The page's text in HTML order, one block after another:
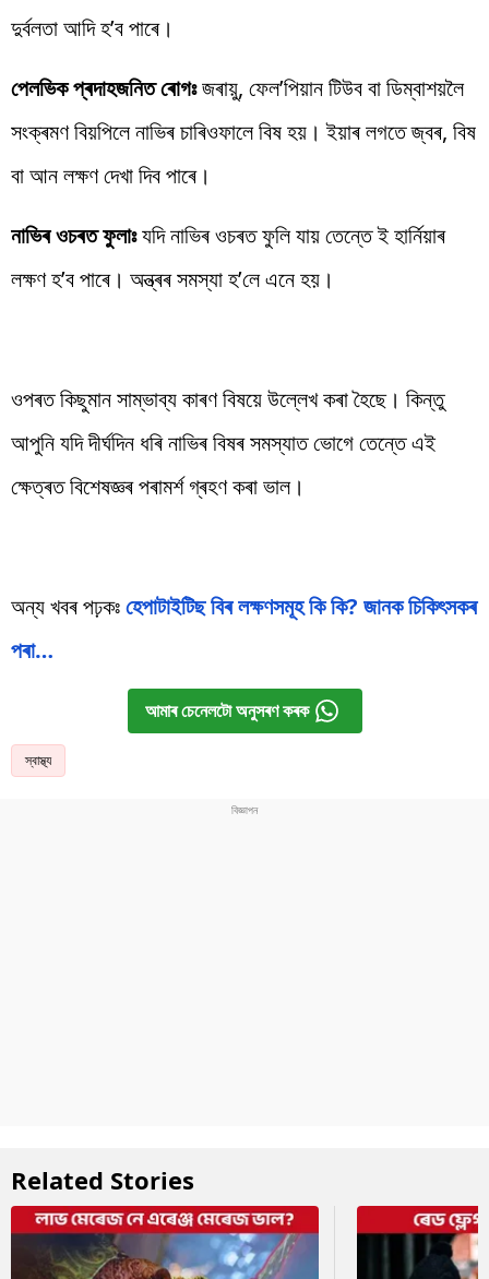
দুৰ্বলতা আদি হ’ব পাৰে।
পেলভিক প্ৰদাহজনিত ৰোগঃজৰায়ু, ফেল’পিয়ান টিউব বা ডিম্বাশয়লৈ
সংক্ৰমণ বিয়পিলে নাভিৰ চাৰিওফালে বিষ হয়। ইয়াৰ লগতে জ্বৰ, বিষ
বা আন লক্ষণ দেখা দিব পাৰে।
নাভিৰ ওচৰত ফুলাঃযদি নাভিৰ ওচৰত ফুলি যায় তেন্তে ই হাৰ্নিয়াৰ
লক্ষণ হ’ব পাৰে। অন্ত্ৰৰ সমস্যা হ’লে এনে হয়।
ওপৰত কিছুমান সাম্ভাব্য কাৰণ বিষয়ে উল্লেখ কৰা হৈছে। কিন্তু
আপুনি যদি দীৰ্ঘদিন ধৰি নাভিৰ বিষৰ সমস্যাত ভোগে তেন্তে এই
ক্ষেত্ৰত বিশেষজ্ঞৰ পৰামৰ্শ গ্ৰহণ কৰা ভাল।
অন্য খবৰ পঢ়কঃহেপাটাইটিছ বিৰ লক্ষণসমূহ কি কি? জানক চিকিৎসকৰ
পৰা…
আমাৰ চেনেলটো অনুসৰণ কৰক
স্বাস্থ্য
Related Stories